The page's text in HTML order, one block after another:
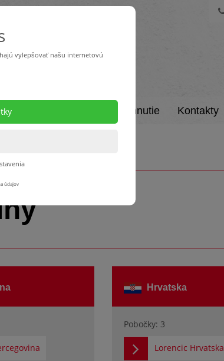
Na stiahnutie Kontakty
Hrvatska
Pobočky: 3
Lorencic Hrvatska
vylepšovať našu internetovú
údajov